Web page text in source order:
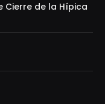
Cierre de la Hípica